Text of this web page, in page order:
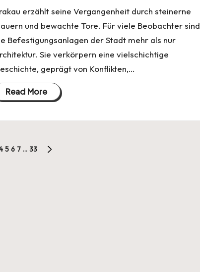
erzählt seine Vergangenheit durch steinerne
und bewachte Tore. Für viele Beobachter sind
Befestigungsanlagen der Stadt mehr als nur
Sie verkörpern eine vielschichtige
geprägt von Konflikten,…
Read More
5 6 7 … 33